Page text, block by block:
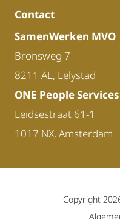
Contact
SamenWerken MVO
Bronsweg 7
8211 AL, Lelystad
ONE People Services
Leidsestraat 61-1
1017 NX, Amsterdam
Copyright